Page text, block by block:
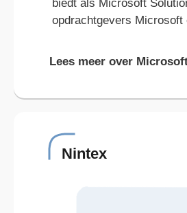
biedt als Microsoft
opdrachtgevers Microsoft
Lees meer over
Nintex